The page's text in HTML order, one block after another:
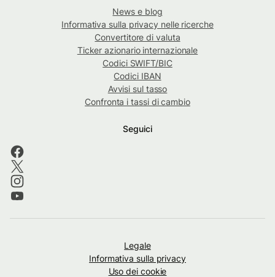
News e blog
Informativa sulla privacy nelle ricerche
Convertitore di valuta
Ticker azionario internazionale
Codici SWIFT/BIC
Codici IBAN
Avvisi sul tasso
Confronta i tassi di cambio
Seguici
Legale
Informativa sulla privacy
Uso dei cookie